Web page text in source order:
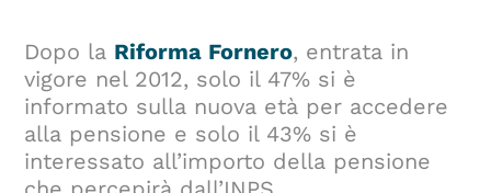
Dopo la Riforma Fornero, entrata in
vigore nel 2012, solo il 47% si è
informato sulla nuova età per accedere
alla pensione e solo il 43% si è
interessato all’importo della pensione